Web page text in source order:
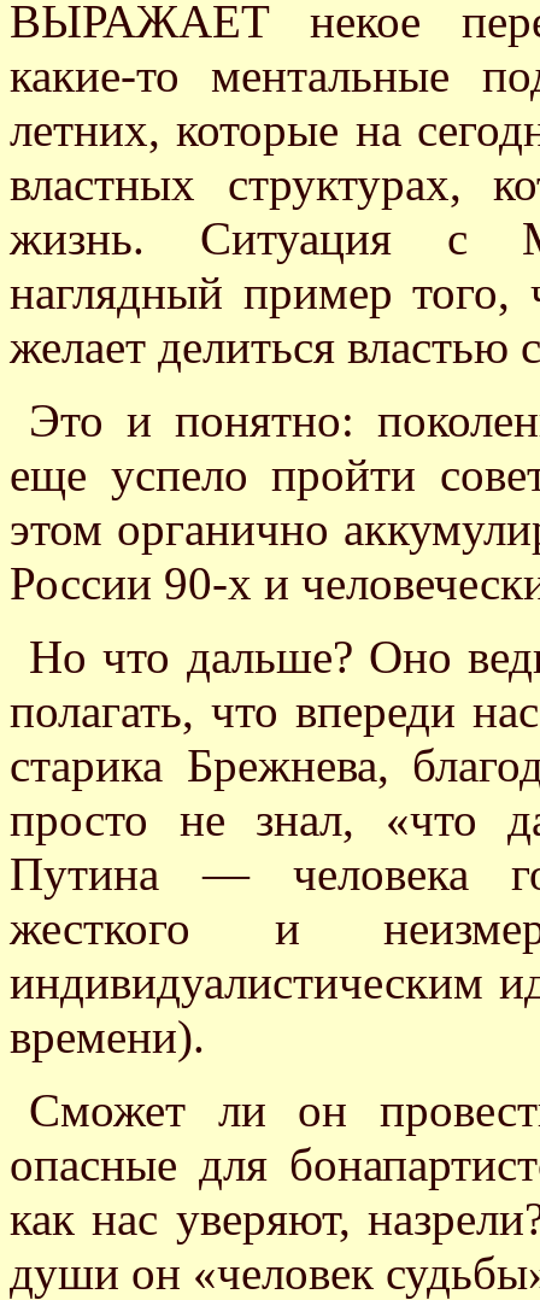
ВЫРАЖАЕТ некое
какие-то ментальные
летних, которые на
властных структурах,
жизнь. Ситуация с
наглядный пример того,
желает делиться
Это и понятно:
еще успело пройти
этом органично
России 90-х и
Но что дальше? Оно
полагать, что впереди
старика Брежнева,
просто не знал, «что
Путина — человека
жесткого и
индивидуалистическим
времени).
Сможет ли он
опасные для
как нас уверяют,
души он «человек